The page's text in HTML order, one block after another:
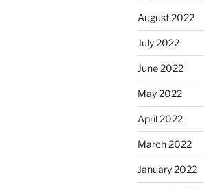
August 2022
July 2022
June 2022
May 2022
April 2022
March 2022
January 2022